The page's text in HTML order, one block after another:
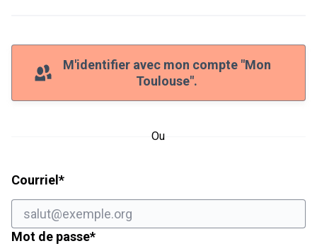
M'identifier avec mon compte "Mon
Toulouse".
Ou
Courriel *Champ obligatoire
Mot de passe*Champ obligatoire